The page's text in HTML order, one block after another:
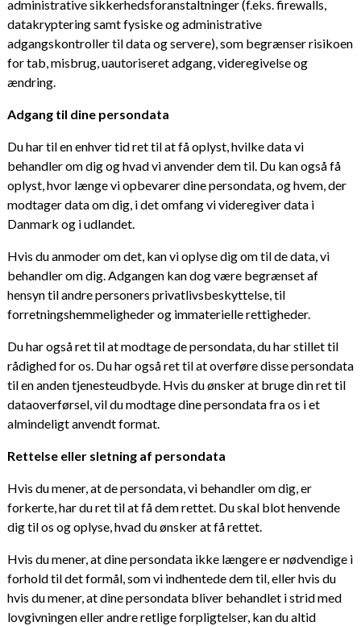
administrative sikkerhedsforanstaltninger (f.eks. firewalls,
datakryptering samt fysiske og administrative
adgangskontroller til data og servere), som begrænser risikoen
for tab, misbrug, uautoriseret adgang, videregivelse og
ændring.
Adgang til dine persondata
Du har til en enhver tid ret til at få oplyst, hvilke data vi
behandler om dig og hvad vi anvender dem til. Du kan også få
oplyst, hvor længe vi opbevarer dine persondata, og hvem, der
modtager data om dig, i det omfang vi videregiver data i
Danmark og i udlandet.
Hvis du anmoder om det, kan vi oplyse dig om til de data, vi
behandler om dig. Adgangen kan dog være begrænset af
hensyn til andre personers privatlivsbeskyttelse, til
forretningshemmeligheder og immaterielle rettigheder.
Du har også ret til at modtage de persondata, du har stillet til
rådighed for os. Du har også ret til at overføre disse persondata
til en anden tjenesteudbyde. Hvis du ønsker at bruge din ret til
dataoverførsel, vil du modtage dine persondata fra os i et
almindeligt anvendt format.
Rettelse eller sletning af persondata
Hvis du mener, at de persondata, vi behandler om dig, er
forkerte, har du ret til at få dem rettet. Du skal blot henvende
dig til os og oplyse, hvad du ønsker at få rettet.
Hvis du mener, at dine persondata ikke længere er nødvendige i
forhold til det formål, som vi indhentede dem til, eller hvis du
hvis du mener, at dine persondata bliver behandlet i strid med
lovgivningen eller andre retlige forpligtelser, kan du altid